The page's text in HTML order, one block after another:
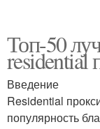
Топ-50
residential
Введение
Residential
популярность